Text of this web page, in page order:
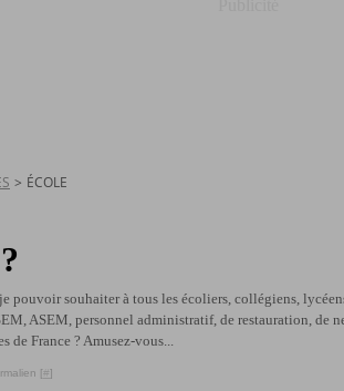
> ÉCOLE
pouvoir souhaiter à tous les écoliers, collégiens,
ASEM, personnel administratif, de restauration, de
de France ? Amusez-vous...
[#]